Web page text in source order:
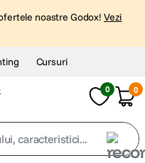
noastre Godox! Vezi
Cursuri
0 0